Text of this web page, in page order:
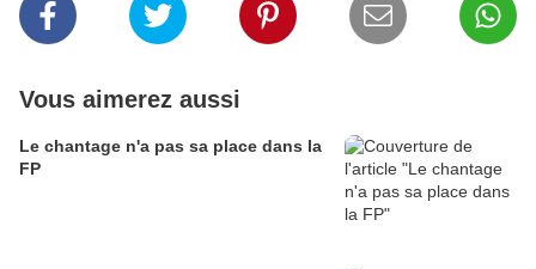
Vous aimerez aussi
Le chantage n'a pas sa place dans la
FP